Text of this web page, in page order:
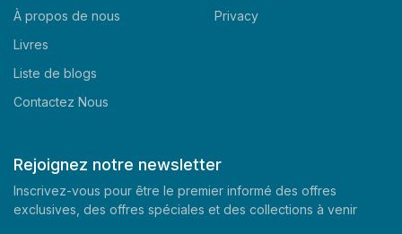
À propos de nous
Livres
Liste de blogs
Contactez Nous
Privacy
Rejoignez notre newsletter
Inscrivez-vous pour être le premier informé des offres
exclusives, des offres spéciales et des collections à venir